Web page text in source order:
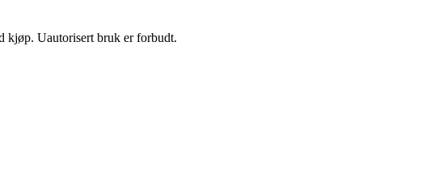
kjøp. Uautorisert bruk er forbudt.